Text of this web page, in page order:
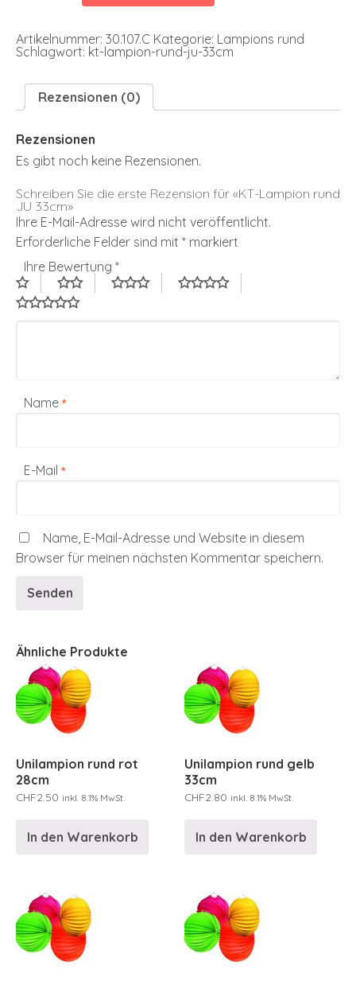
Artikelnummer: 30.107.C Kategorie: Lampions rund
Schlagwort: kt-lampion-rund-ju-33cm
Rezensionen (0)
Rezensionen
Es gibt noch keine Rezensionen.
Schreiben Sie die erste Rezension für «KT-Lampion rund
JU 33cm»
Ihre E-Mail-Adresse wird nicht veröffentlicht.
Erforderliche Felder sind mit * markiert
Ihre Bewertung *
Name *
E-Mail *
Name, E-Mail-Adresse und Website in diesem
Browser für meinen nächsten Kommentar speichern.
Ähnliche Produkte
Unilampion rund rot
28cm
CHF2.50 inkl. 8.1% MwSt.
In den Warenkorb
Unilampion rund gelb
33cm
CHF2.80 inkl. 8.1% MwSt.
In den Warenkorb